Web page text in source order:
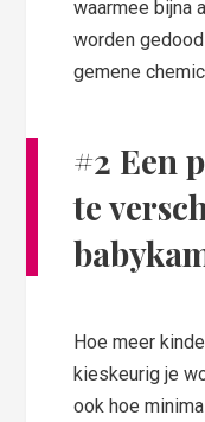
waarmee bijna
worden
gemene
#2 Een
te
Hoe meer
kieskeurig je
ook hoe